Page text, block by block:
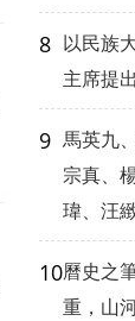
8 以民族
主席提
9 馬英九
宗真、
瑋、汪
10曆史之
重，山